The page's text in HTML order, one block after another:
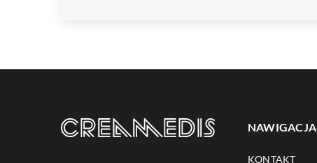
NAWIGACJA
KONTAKT